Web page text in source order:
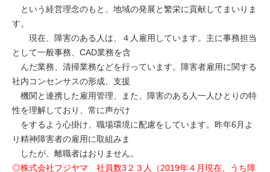
という経営理念のもと、地域の発展と繁栄に貢献してまいりま
す。
現在、障害のある人は、４人雇用しています。主に事務担当
として一般事務、CAD業務を含
んだ業務、清掃業務などを行っています。障害者雇用に関する
社内コンセンサスの形成、支援
機関と連携した雇用管理、また、障害のある人一人ひとりの特
性を理解しており、常に声がけ
をするよう心掛け、職場環境に配慮をしています。昨年6月よ
り精神障害者の雇用に取組みま
したが、離職者はおりません。
◎株式会社フジヤマ 社員数3２３人（2019年４月現在、うち障